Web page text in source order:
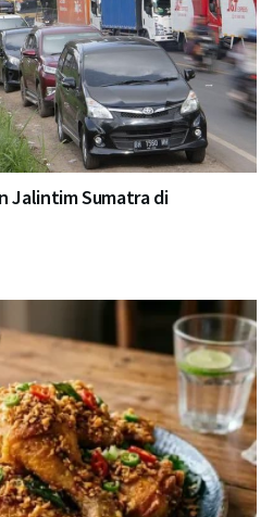
Jalintim Sumatra di